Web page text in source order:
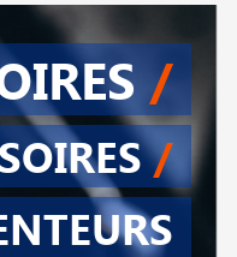
/
/